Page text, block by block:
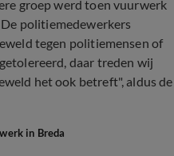
groep werd toen vuurwerk
politiemedewerkers
tegen politiemensen of
daar treden wij
het ook betreft", aldus de
in Breda